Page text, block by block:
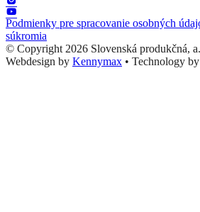
Podmienky pre spracovanie osobných
súkromia
© Copyright 2026 Slovenská produkčná,
Webdesign by Kennymax • Technology by